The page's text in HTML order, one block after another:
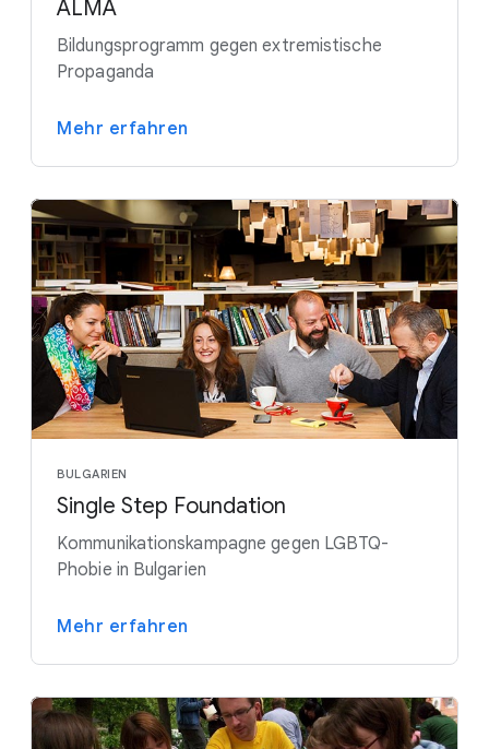
ALMA
Bildungsprogramm gegen extremistische
Propaganda
Mehr erfahren
BULGARIEN
Single Step Foundation
Kommunikationskampagne gegen LGBTQ-
Phobie in Bulgarien
Mehr erfahren